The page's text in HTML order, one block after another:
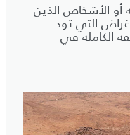
أو الأشخاص الذين
التي تود
الكاملة في